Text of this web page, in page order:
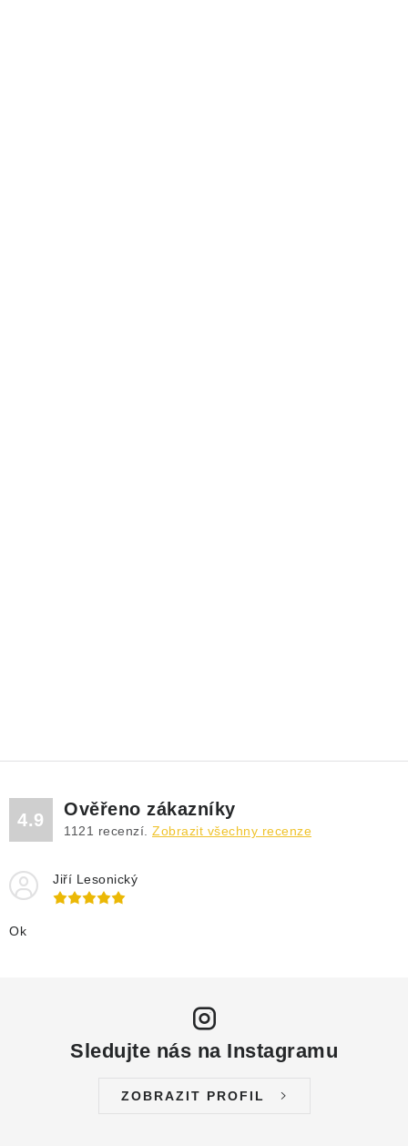
4.9
Ověřeno zákazníky
1121 recenzí. Zobrazit všechny recenze
Jiří Lesonický
Ok
Sledujte nás na Instagramu
ZOBRAZIT PROFIL